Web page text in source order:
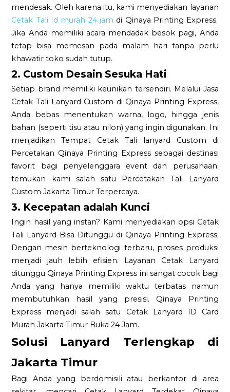
mendesak. Oleh karena itu, kami menyediakan layanan
Cetak Tali Id murah 24 jam di Qinaya Printing Express.
Jika Anda memiliki acara mendadak besok pagi, Anda
tetap bisa memesan pada malam hari tanpa perlu
khawatir toko sudah tutup.
2. Custom Desain Sesuka Hati
Setiap brand memiliki keunikan tersendiri. Melalui Jasa
Cetak Tali Lanyard Custom di Qinaya Printing Express,
Anda bebas menentukan warna, logo, hingga jenis
bahan (seperti tisu atau nilon) yang ingin digunakan. Ini
menjadikan Tempat Cetak Tali lanyard Custom di
Percetakan Qinaya Printing Express sebagai destinasi
favorit bagi penyelenggara event dan perusahaan.
temukan kami salah satu Percetakan Tali Lanyard
Custom Jakarta Timur Terpercaya.
3. Kecepatan adalah Kunci
Ingin hasil yang instan? Kami menyediakan opsi Cetak
Tali Lanyard Bisa Ditunggu di Qinaya Printing Express.
Dengan mesin berteknologi terbaru, proses produksi
menjadi jauh lebih efisien. Layanan Cetak Lanyard
ditunggu Qinaya Printing Express ini sangat cocok bagi
Anda yang hanya memiliki waktu terbatas namun
membutuhkan hasil yang presisi. Qinaya Printing
Express menjadi salah satu Cetak Lanyard ID Card
Murah Jakarta Timur Buka 24 Jam.
Solusi Lanyard Terlengkap di
Jakarta Timur
Bagi Anda yang berdomisili atau berkantor di area